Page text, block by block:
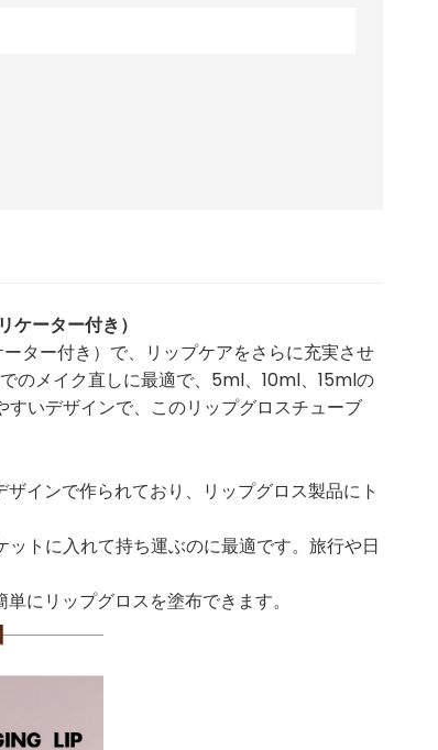
ーター付き）
ター付き）で、リップケアをさらに充実させ
のメイク直しに最適で、5ml、10ml、15mlの
いデザインで、このリップグロスチューブ
インで作られており、リップグロス製品にト
トに入れて持ち運ぶのに最適です。旅行や日
にリップグロスを塗布できます。